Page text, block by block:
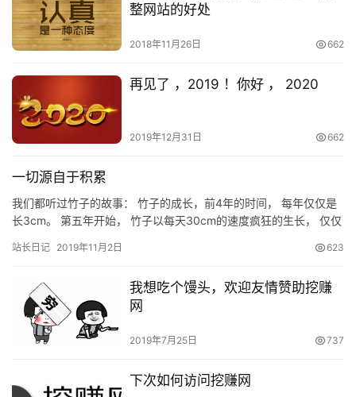
整网站的好处
2018年11月26日 662
再见了 ，2019 ！你好 ， 2020
2019年12月31日 662
一切源自于积累
我们都听过竹子的故事： 竹子的成长，前4年的时间， 每年仅仅是
长3cm。 第五年开始， 竹子以每天30cm的速度疯狂的生长， 仅仅
站长日记 2019年11月2日 623
我想吃个馒头，欢迎友情赞助挖赚
网
2019年7月25日 737
下次如何访问挖赚网